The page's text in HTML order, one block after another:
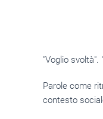
"Voglio svoltà".
Parole come
contesto